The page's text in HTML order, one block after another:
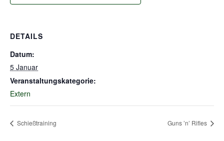
DETAILS
Datum:
5 Januar
Veranstaltungskategorie:
Extern
Schießtraining Guns ’n’ Rifles